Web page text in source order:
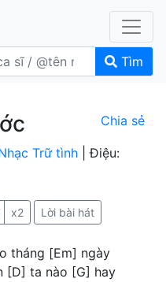
Tìm
Chia sẻ
Trữ tình | Điệu:
x2 Lời bài hát
tháng [Em] ngày
[D] ta nào [G] hay